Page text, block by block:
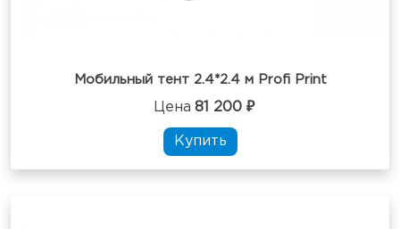
Мобильный тент 2.4*2.4 м Profi Print
Цена 81 200 ₽
Купить